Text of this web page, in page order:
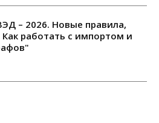
– 2026. Новые правила,
Как работать с импортом и